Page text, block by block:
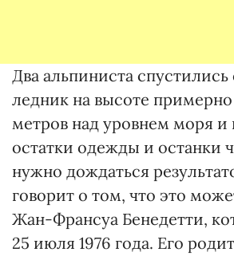
Два альпиниста спустились
ледник на высоте
метров над уровнем моря и
остатки одежды и останки
нужно дождаться
говорит о том, что это
Жан-Франсуа Бенедетти,
25 июля 1976 года. Его